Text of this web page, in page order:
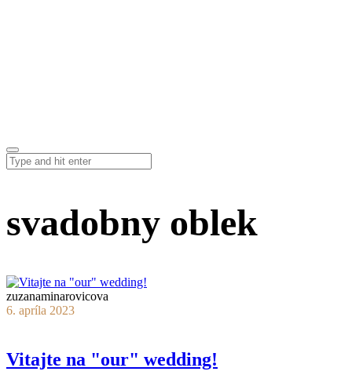
svadobny oblek
zuzanaminarovicova
6. apríla 2023
Vitajte na "our" wedding!